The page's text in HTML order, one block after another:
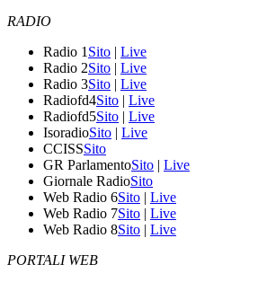
RADIO
Radio 1 Sito | Live
Radio 2Sito | Live
Radio 3Sito | Live
Radiofd4Sito | Live
Radiofd5Sito | Live
IsoradioSito | Live
CCISSSito
GR ParlamentoSito | Live
Giornale RadioSito
Web Radio 6Sito | Live
Web Radio 7Sito | Live
Web Radio 8Sito | Live
PORTALI WEB